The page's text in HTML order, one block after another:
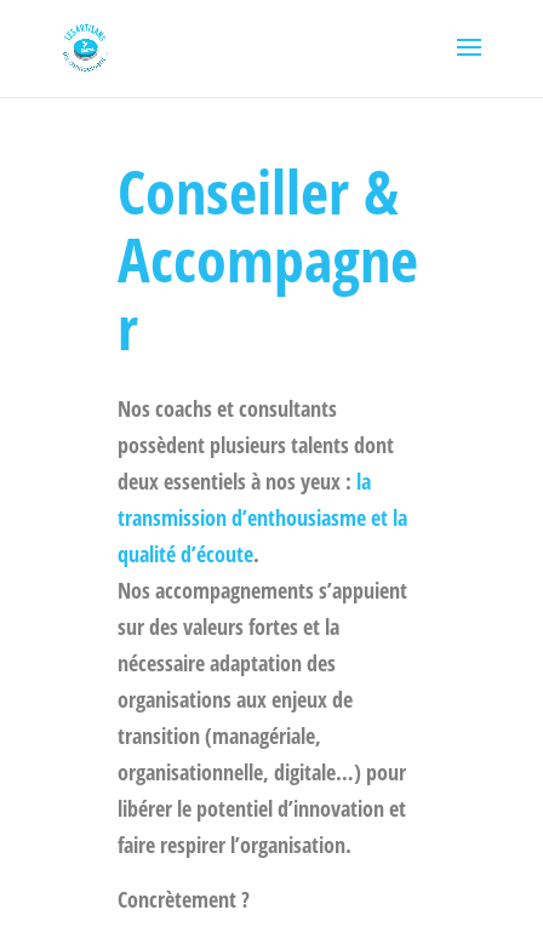
Conseiller &
Accompagne
r
Nos coachs et consultants
possèdent plusieurs talents dont
deux essentiels à nos yeux : la
transmission d’enthousiasme et la
qualité d’écoute.
Nos accompagnements s’appuient
sur des valeurs fortes et la
nécessaire adaptation des
organisations aux enjeux de
transition (managériale,
organisationnelle, digitale…) pour
libérer le potentiel d’innovation et
faire respirer l’organisation.
Concrètement ?